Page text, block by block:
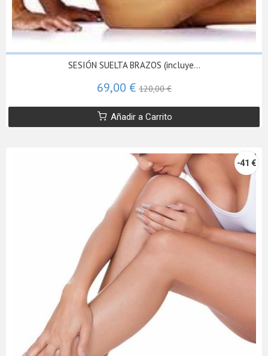
SESIÓN SUELTA BRAZOS (incluye...
69,00 €120,00 €
Añadir a Carrito
-41 €